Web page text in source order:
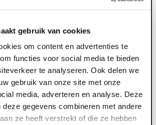
gebruik van cookies
om content en advertenties te
functies voor social media te bieden
te analyseren. Ook delen we
gebruik van onze site met onze
media, adverteren en analyse. Deze
deze gegevens combineren met andere
ze heeft verstrekt of die ze hebben
lees je hier.
ter hoogte van de Sint
Dit is ongeveer 5 minuten
rechtdoor langs de Maas richting
van de fietsbrug gaan gasten linksaf